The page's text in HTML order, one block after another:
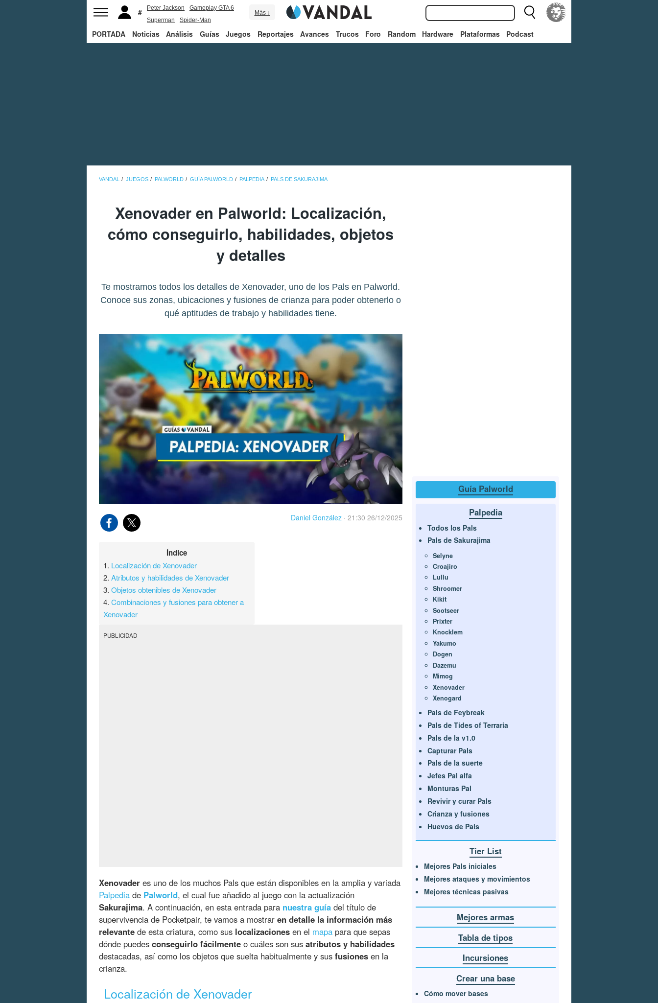
Peter Jackson
Gameplay GTA 6
Superman
Spider-Man
Más ↓
PORTADA Noticias Análisis Guías Juegos Reportajes Avances Trucos Foro Random Hardware Plataformas Podcast
VANDAL JUEGOS PALWORLD GUÍA PALWORLD PALPEDIA PALS DE SAKURAJIMA
Xenovader en Palworld: Localización,
cómo conseguirlo, habilidades, objetos
y detalles
Te mostramos todos los detalles de Xenovader, uno de los Pals en Palworld.
Conoce sus zonas, ubicaciones y fusiones de crianza para poder obtenerlo o
qué aptitudes de trabajo y habilidades tiene.
Daniel González · 21:30 26/12/2025
Índice
1. Localización de Xenovader
2.Atributos y habilidades de Xenovader
3.Objetos obtenibles de Xenovader
4.Combinaciones y fusiones para obtener a
Xenovader
PUBLICIDAD
Xenovader es uno de los muchos Pals que están disponibles en la amplia y variada
Palpedia de Palworld, el cual fue añadido al juego con la actualización
Sakurajima. A continuación, en esta entrada para nuestra guía del título de
supervivencia de Pocketpair, te vamos a mostrar en detalle la información más
relevante de esta criatura, como sus localizaciones en el mapa para que sepas
dónde puedes conseguirlo fácilmente o cuáles son sus atributos y habilidades
destacadas, así como los objetos que suelta habitualmente y sus fusiones en la
crianza.
Localización de Xenovader
Guía Palworld
Palpedia
Todos los Pals
Pals de Sakurajima
Selyne
Croajiro
Lullu
Shroomer
Kikit
Sootseer
Prixter
Knocklem
Yakumo
Dogen
Dazemu
Mimog
Xenovader
Xenogard
Pals de Feybreak
Pals de Tides of Terraria
Pals de la v1.0
Capturar Pals
Pals de la suerte
Jefes Pal alfa
Monturas Pal
Revivir y curar Pals
Crianza y fusiones
Huevos de Pals
Tier List
Mejores Pals iniciales
Mejores ataques y movimientos
Mejores técnicas pasivas
Mejores armas
Tabla de tipos
Incursiones
Crear una base
Cómo mover bases